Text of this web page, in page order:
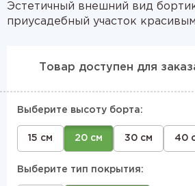
Эстетичный внешний вид
приусадебный участок
Товар доступен для
Выберите высоту борта:
15 см 20 см 30 см 40
Выберите тип покрытия: